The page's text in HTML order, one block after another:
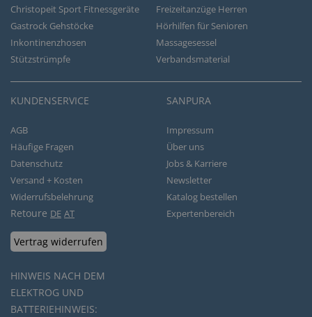
Christopeit Sport Fitnessgeräte
Freizeitanzüge Herren
Gastrock Gehstöcke
Hörhilfen für Senioren
Inkontinenzhosen
Massagesessel
Stützstrümpfe
Verbandsmaterial
KUNDENSERVICE
AGB
Häufige Fragen
Datenschutz
Versand + Kosten
Widerrufsbelehrung
Retoure DE AT
Vertrag widerrufen
HINWEIS NACH DEM
ELEKTROG UND
BATTERIEHINWEIS:
SANPURA
Impressum
Über uns
Jobs & Karriere
Newsletter
Katalog bestellen
Expertenbereich